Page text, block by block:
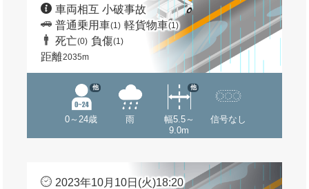
車両相互 小破事故
普通乗用車(1) 軽貨物車(1)
死亡(0) 負傷(1)
距離2035m
0～24歳
他
雨
幅5.5～
9.0m
他
信号なし
2023年10月10日(火)18:20